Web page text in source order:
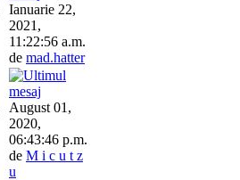
Ianuarie 22,
2021,
11:22:56 a.m.
de mad.hatter
August 01,
2020,
06:43:46 p.m.
de M i c u t z
u